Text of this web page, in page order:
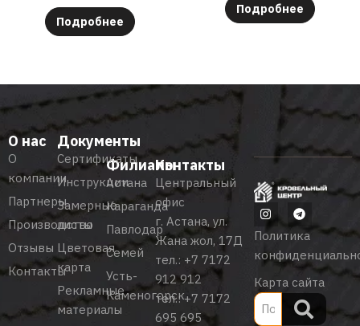
Подробнее
Подробнее
О нас
О
компании
Партнеры
Производство
Отзывы
Контакты
Документы
Сертификаты
Инструкции
Замерные
листы
Цветовая
карта
Рекламные
материалы
Филиалы
Астана
Караганда
Павлодар
Семей
Усть-
Каменогорск
Контакты
Центральный
офис
г. Астана, ул.
Жана жол, 17Д
тел.: +7 7172
912 912
тел.:+7 7172
695 695
Политика
Карта сайта